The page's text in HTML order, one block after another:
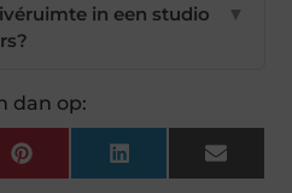
in een studio
▼
dan op:
Pinterest LinkedIn Email